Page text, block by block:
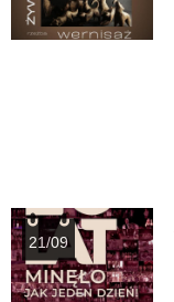
21/09